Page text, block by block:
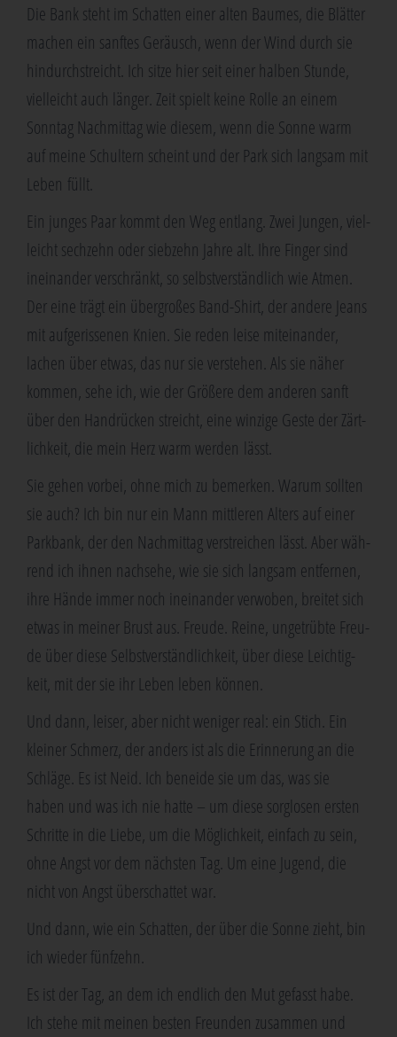
Die Bank steht im Schat­ten einer alten Bau­mes, die Blät­ter
machen ein sanf­tes Geräusch, wenn der Wind durch sie
hin­durch­streicht. Ich sit­ze hier seit einer hal­ben Stun­de,
viel­leicht auch län­ger. Zeit spielt kei­ne Rol­le an einem
Sonn­tag Nach­mit­tag wie die­sem, wenn die Son­ne warm
auf mei­ne Schul­tern scheint und der Park sich lang­sam mit
Leben füllt.
Ein jun­ges Paar kommt den Weg ent­lang. Zwei Jun­gen, viel­
leicht sech­zehn oder sieb­zehn Jah­re alt. Ihre Fin­ger sind
inein­an­der ver­schränkt, so selbst­ver­ständ­lich wie Atmen.
Der eine trägt ein über­gro­ßes Band-Shirt, der ande­re Jeans
mit auf­ge­ris­se­nen Knien. Sie reden lei­se mit­ein­an­der,
lachen über etwas, das nur sie ver­ste­hen. Als sie näher
kom­men, sehe ich, wie der Grö­ße­re dem ande­ren sanft
über den Hand­rü­cken streicht, eine win­zi­ge Ges­te der Zärt­
lich­keit, die mein Herz warm wer­den lässt.
Sie gehen vor­bei, ohne mich zu bemer­ken. War­um soll­ten
sie auch? Ich bin nur ein Mann mitt­le­ren Alters auf einer
Park­bank, der den Nach­mit­tag ver­strei­chen lässt. Aber wäh­
rend ich ihnen nach­se­he, wie sie sich lang­sam ent­fer­nen,
ihre Hän­de immer noch inein­an­der ver­wo­ben, brei­tet sich
etwas in mei­ner Brust aus. Freu­de. Rei­ne, unge­trüb­te Freu­
de über die­se Selbst­ver­ständ­lich­keit, über die­se Leich­tig­
keit, mit der sie ihr Leben leben können.
Und dann, lei­ser, aber nicht weni­ger real: ein Stich. Ein
klei­ner Schmerz, der anders ist als die Erin­ne­rung an die
Schlä­ge. Es ist Neid. Ich benei­de sie um das, was sie
haben und was ich nie hat­te – um die­se sorg­lo­sen ers­ten
Schrit­te in die Lie­be, um die Mög­lich­keit, ein­fach zu sein,
ohne Angst vor dem nächs­ten Tag. Um eine Jugend, die
nicht von Angst über­schat­tet war.
Und dann, wie ein Schat­ten, der über die Son­ne zieht, bin
ich wie­der fünfzehn.
Es ist der Tag, an dem ich end­lich den Mut gefasst habe.
Ich ste­he mit mei­nen bes­ten Freun­den zusam­men und